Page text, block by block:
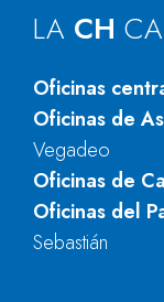
LA CH
Oficinas
Oficinas de
Vegadeo
Oficinas de
Oficinas del
Sebastián